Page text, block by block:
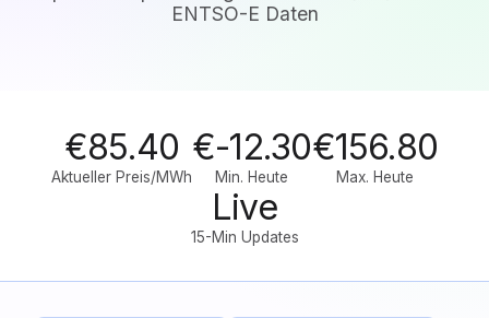
ENTSO-E Daten
€85.40
Aktueller Preis/MWh
€-12.30
Min. Heute
€156.80
Max. Heute
Live
15-Min Updates